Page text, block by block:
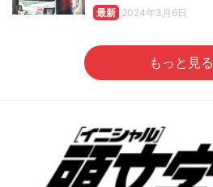
最新 2024年3月6日
もっと見る